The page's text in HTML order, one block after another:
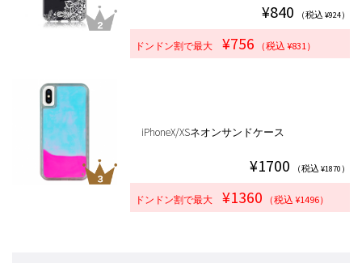
¥840 （税込 ¥924）
ドンドン割で最大 ¥756 （税込 ¥831）
iPhoneX/XSネオンサンドケース
¥1700 （税込 ¥1870）
ドンドン割で最大 ¥1360 （税込 ¥1496）